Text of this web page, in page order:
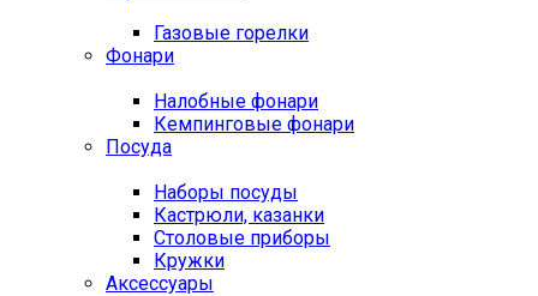
Газовые горелки
Фонари
Налобные фонари
Кемпинговые фонари
Посуда
Наборы посуды
Кастрюли, казанки
Столовые приборы
Кружки
Аксессуары